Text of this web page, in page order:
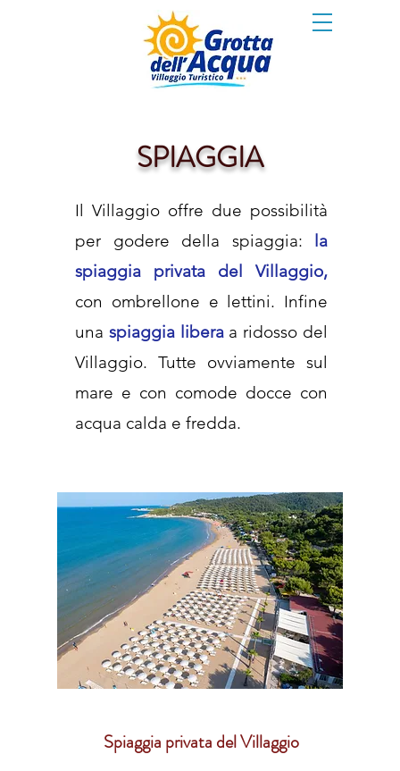
SPIAGGIA
Il Villaggio offre due possibilità
per godere della spiaggia: la
spiaggia privata del Villaggio,
con ombrellone e lettini. Infine
una spiaggia liberaa ridosso del
Villaggio. Tutte ovviamente sul
mare e con comode docce con
acqua calda e fredda.
Spiaggia privata del Villaggio